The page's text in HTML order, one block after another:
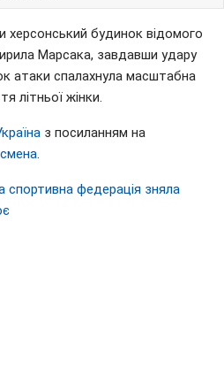
херсонський будинок відомого
Марсака, завдавши удару
атаки спалахнула масштабна
літньої жінки.
з посиланням на
спортивна федерація зняла